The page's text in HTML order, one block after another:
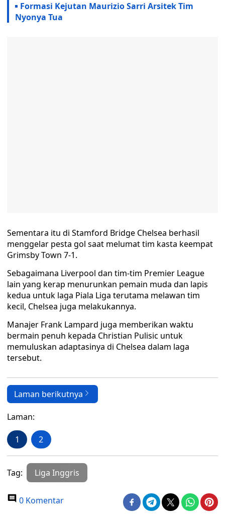
Formasi Kejutan Maurizio Sarri Arsitek Tim
Nyonya Tua
Sementara itu di Stamford Bridge Chelsea berhasil
menggelar pesta gol saat melumat tim kasta keempat
Grimsby Town 7-1.
Sebagaimana Liverpool dan tim-tim Premier League
lain yang kerap menurunkan pemain muda dan lapis
kedua untuk laga Piala Liga terutama melawan tim
kecil, Chelsea juga melakukannya.
Manajer Frank Lampard juga memberikan waktu
bermain penuh kepada Christian Pulisic untuk
memuluskan adaptasinya di Chelsea dalam laga
tersebut.
Laman berikutnya
Laman:
1 2
Tag: Liga Inggris
0 Komentar